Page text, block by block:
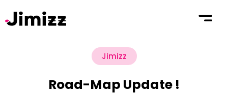
Jimizz
Road-Map Update !